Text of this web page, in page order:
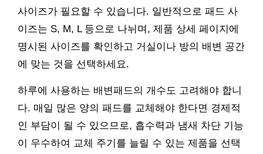
사이즈가 필요할 수 있습니다. 일반적으로 패드 사
이즈는 S, M, L 등으로 나뉘며, 제품 상세 페이지에
명시된 사이즈를 확인하고 거실이나 방의 배변 공간
에 맞는 것을 선택하세요.
하루에 사용하는 배변패드의 개수도 고려해야 합니
다. 매일 많은 양의 패드를 교체해야 한다면 경제적
인 부담이 될 수 있으므로, 흡수력과 냄새 차단 기능
이 우수하여 교체 주기를 늘릴 수 있는 제품을 선택